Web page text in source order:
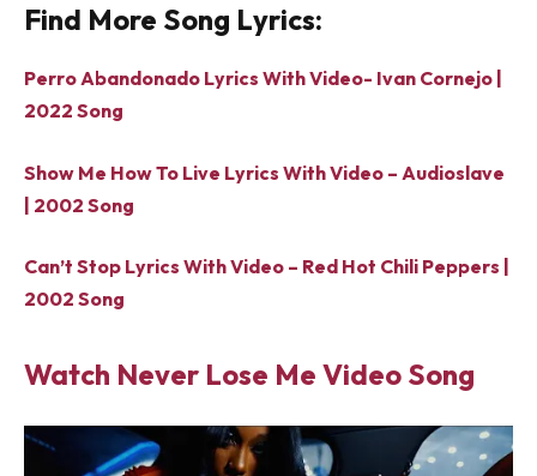
Find More Song Lyrics:
Perro Abandonado Lyrics With Video- Ivan Cornejo |
2022 Song
Show Me How To Live Lyrics With Video – Audioslave
| 2002 Song
Can’t Stop Lyrics With Video – Red Hot Chili Peppers |
2002 Song
Watch Never Lose Me Video Song